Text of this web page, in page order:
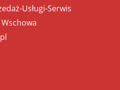
Usługi-Serwis
Wschowa